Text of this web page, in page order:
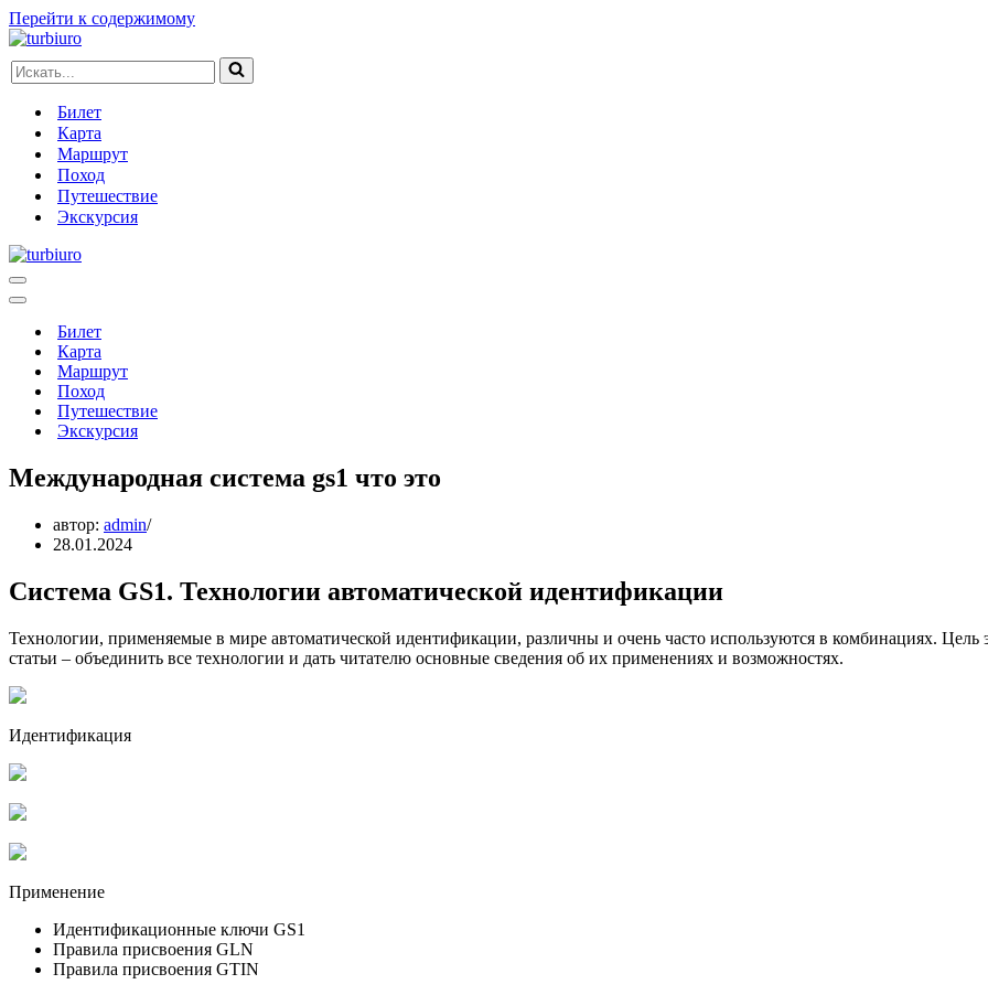
Перейти к содержимому
Искать...
Билет
Карта
Маршрут
Поход
Путешествие
Экскурсия
Меню
навигации
Меню
навигацииБилет
Карта
Маршрут
Поход
Путешествие
Экскурсия
Международная система gs1 что это
автор: admin
28.01.2024
Система GS1. Технологии автоматической идентификации
Технологии, применяемые в мире автоматической идентификации, различны и очень часто используются в комбинациях. Цель
статьи – объединить все технологии и дать читателю основные сведения об их применениях и возможностях.
Идентификация
Применение
Идентификационные ключи GS1
Правила присвоения GLN
Правила присвоения GTIN